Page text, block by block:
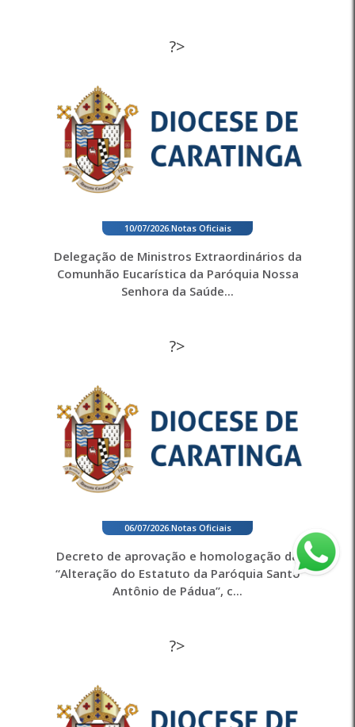
?>
10/07/2026. Notas Oficiais
Delegação de Ministros Extraordinários da
Comunhão Eucarística da Paróquia Nossa
Senhora da Saúde...
?>
06/07/2026. Notas Oficiais
Decreto de aprovação e homologação da
“Alteração do Estatuto da Paróquia Santo
Antônio de Pádua”, c...
?>